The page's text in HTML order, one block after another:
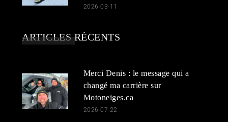
2026-03-11
ARTICLES RÉCENTS
Merci Denis : le message qui a
changé ma carrière sur
Motoneiges.ca
2026-07-22